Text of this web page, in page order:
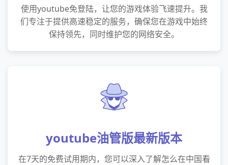
使用youtube免登陆，让您的游戏体验飞速提升。我
们专注于提供高速稳定的服务，确保您在游戏中始终
保持领先，同时维护您的网络安全。
youtube油管版最新版本
在7天的免费试用期内，您可以深入了解怎么在中国看